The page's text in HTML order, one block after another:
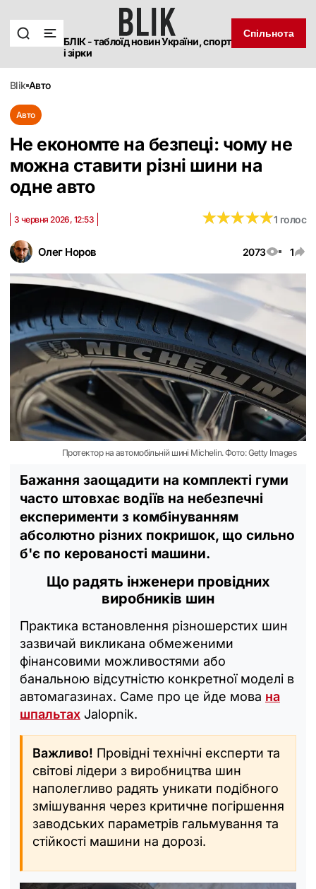
БЛІК - таблоїд новин України, спорт
і зірки
Спільнота
blik авто
Авто
Не економте на безпеці: чому не
можна ставити різні шини на
одне авто
Олег Норов 2073 1
3 червня 2026, 12:53 ★★★★★
★★★★★1 голос
Протектор на автомобільній шині Michelin. Фото: Getty Images
Бажання заощадити на комплекті гуми
часто штовхає водіїв на небезпечні
експерименти з комбінуванням
абсолютно різних покришок, що сильно
б'є по керованості машини.
Що радять інженери провідних
виробників шин
Практика встановлення різношерстих шин
зазвичай викликана обмеженими
фінансовими можливостями або
банальною відсутністю конкретної моделі в
автомагазинах. Саме про це йде мова на
шпальтах Jalopnik.
Важливо! Провідні технічні експерти та
світові лідери з виробництва шин
наполегливо радять уникати подібного
змішування через критичне погіршення
заводських параметрів гальмування та
стійкості машини на дорозі.